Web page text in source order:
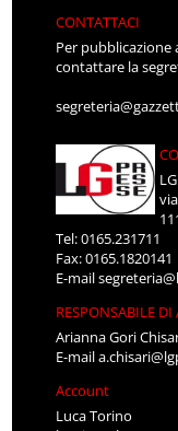
CONTATTACI
Per pubblicazione
contattare la
Tel: 0165.231711
Fax: 0165.1820141
E-mail
RESPONSABILE DI
Arianna Gori
E-mail
Account
Luca Torino